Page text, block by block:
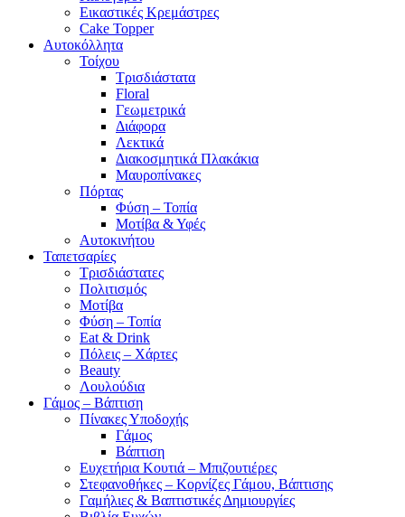
Εικαστικές Κρεμάστρες
Cake Topper
Αυτοκόλλητα
Τοίχου
Τρισδιάστατα
Floral
Γεωμετρικά
Διάφορα
Λεκτικά
Διακοσμητικά Πλακάκια
Μαυροπίνακες
Πόρτας
Φύση – Τοπία
Μοτίβα & Υφές
Αυτοκινήτου
Ταπετσαρίες
Τρισδιάστατες
Πολιτισμός
Μοτίβα
Φύση – Τοπία
Eat & Drink
Πόλεις – Χάρτες
Beauty
Λουλούδια
Γάμος – Βάπτιση
Πίνακες Υποδοχής
Γάμος
Βάπτιση
Ευχετήρια Κουτιά – Μπιζουτιέρες
Στεφανοθήκες – Κορνίζες Γάμου, Βάπτισης
Γαμήλιες & Βαπτιστικές Δημιουργίες